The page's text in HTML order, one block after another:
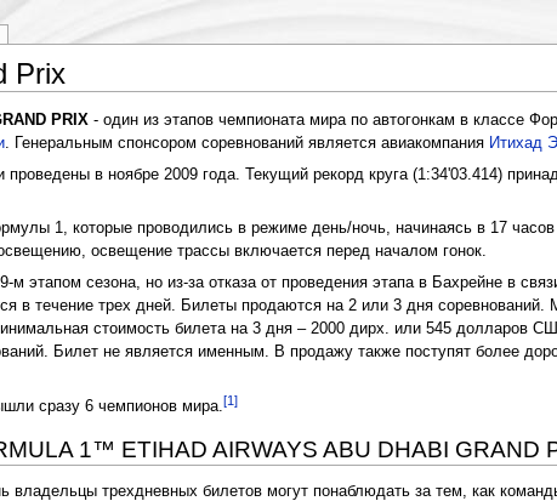
Prix
PRIX- один из этапов чемпионата мира по автогонкам в классе
. Генеральным спонсором соревнований является авиакомпания Итихад
в ноябре 2009 года. Текущий рекорд круга (1:34'03.414)
1, которые проводились в режиме день/ночь, начинаясь в 17
освещение трассы включается перед началом гонок.
этапом сезона, но из-за отказа от проведения этапа в Бахрейне в
в течение трех дней. Билеты продаются на 2 или 3 дня
стоимость билета на 3 дня – 2000 дирх. или 545 долларов
Билет не является именным. В продажу также поступят более
сразу 6 чемпионов мира.[1]
1™ ETIHAD AIRWAYS ABU DHABI GRAND
владельцы трехдневных билетов могут понаблюдать за тем, как